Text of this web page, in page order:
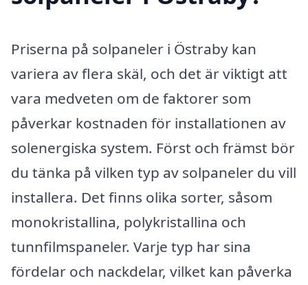
Priserna på solpaneler i Östraby kan
variera av flera skäl, och det är viktigt att
vara medveten om de faktorer som
påverkar kostnaden för installationen av
solenergiska system. Först och främst bör
du tänka på vilken typ av solpaneler du vill
installera. Det finns olika sorter, såsom
monokristallina, polykristallina och
tunnfilmspaneler. Varje typ har sina
fördelar och nackdelar, vilket kan påverka